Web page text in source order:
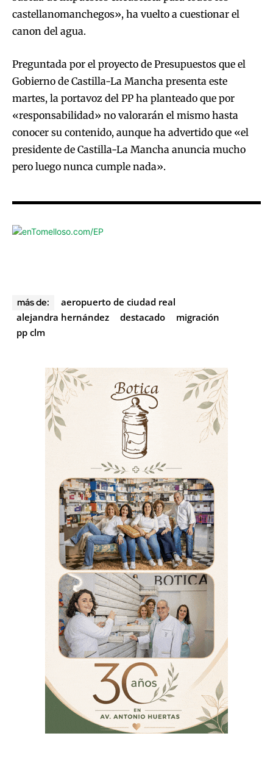
castellanomanchegos», ha vuelto a cuestionar el
canon del agua.
Preguntada por el proyecto de Presupuestos que el
Gobierno de Castilla-La Mancha presenta este
martes, la portavoz del PP ha planteado que por
«responsabilidad» no valorarán el mismo hasta
conocer su contenido, aunque ha advertido que «el
presidente de Castilla-La Mancha anuncia mucho
pero luego nunca cumple nada».
más de:
aeropuerto de ciudad real
alejandra hernández
destacado
migración
pp clm